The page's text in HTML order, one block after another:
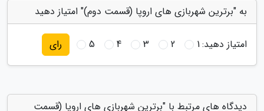
به "برترین شهربازی های اروپا (قسمت دوم)" امتیاز دهید
امتیاز دهید:1
2
3
4
5 رای
دیدگاه های مرتبط با "برترین شهربازی های اروپا (قسمت